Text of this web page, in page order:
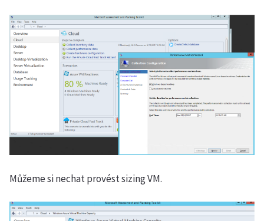
Můžeme si nechat provést sizing VM.